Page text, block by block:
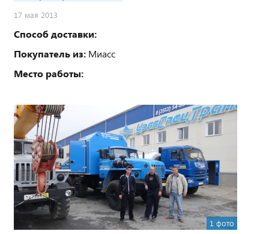
17 мая 2013
Способ доставки:
Покупатель из: Миасс
Место работы:
1 фото